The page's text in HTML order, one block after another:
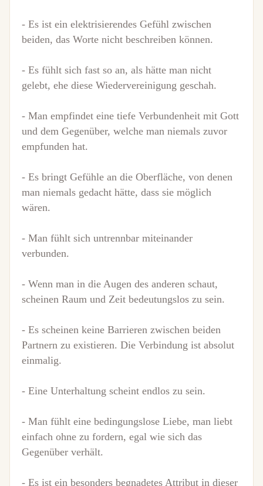
- Es ist ein elektrisierendes Gefühl zwischen
beiden, das Worte nicht beschreiben können.
- Es fühlt sich fast so an, als hätte man nicht
gelebt, ehe diese Wiedervereinigung geschah.
- Man empfindet eine tiefe Verbundenheit mit Gott
und dem Gegenüber, welche man niemals zuvor
empfunden hat.
- Es bringt Gefühle an die Oberfläche, von denen
man niemals gedacht hätte, dass sie möglich
wären.
- Man fühlt sich untrennbar miteinander
verbunden.
- Wenn man in die Augen des anderen schaut,
scheinen Raum und Zeit bedeutungslos zu sein.
- Es scheinen keine Barrieren zwischen beiden
Partnern zu existieren. Die Verbindung ist absolut
einmalig.
- Eine Unterhaltung scheint endlos zu sein.
- Man fühlt eine bedingungslose Liebe, man liebt
einfach ohne zu fordern, egal wie sich das
Gegenüber verhält.
- Es ist ein besonders begnadetes Attribut in dieser